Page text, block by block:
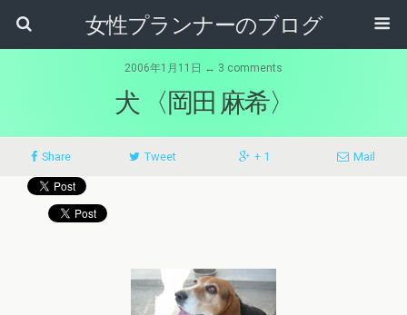
女性プランナーのブログ
2006年1月11日 ↔ 3 comments
犬 〈岡田 麻希〉
Share Tweet + 1 Mail